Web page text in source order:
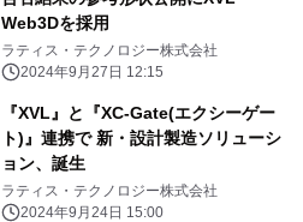
Web3Dを採用
ラティス・テクノロジー株式会社
2024年9月27日 12:15
『XVL』と『XC-Gate(エクシーゲー
ト)』連携で 新・設計製造ソリューシ
ョン、誕生
ラティス・テクノロジー株式会社
2024年9月24日 15:00